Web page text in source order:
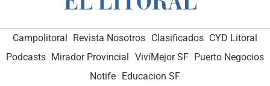
Campolitoral Revista Nosotros Clasificados CYD Litoral
Podcasts Mirador Provincial VivíMejor SF Puerto Negocios
Notife Educacion SF